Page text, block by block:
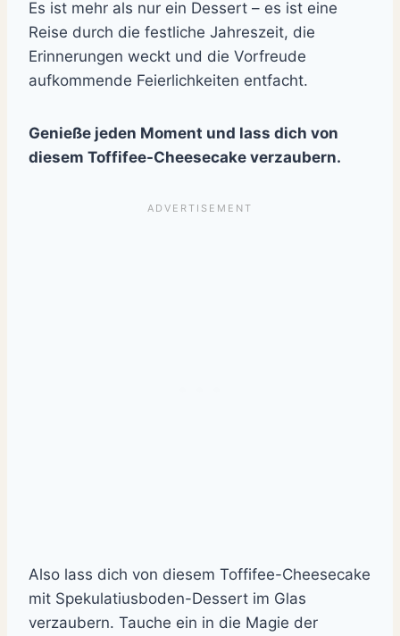
Es ist mehr als nur ein Dessert – es ist eine
Reise durch die festliche Jahreszeit, die
Erinnerungen weckt und die Vorfreude
aufkommende Feierlichkeiten entfacht.
Genieße jeden Moment und lass dich von
diesem Toffifee-Cheesecake verzaubern.
Also lass dich von diesem Toffifee-Cheesecake
mit Spekulatiusboden-Dessert im Glas
verzaubern. Tauche ein in die Magie der